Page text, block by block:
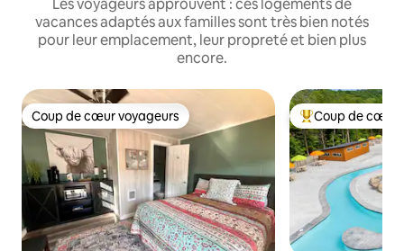
Les voyageurs approuvent : ces logements de
vacances adaptés aux familles sont très bien notés
pour leur emplacement, leur propreté et bien plus
encore.
Coup de cœur voyageurs
Coup de cœur voyageurs Coups de cœur
Coup de cœur